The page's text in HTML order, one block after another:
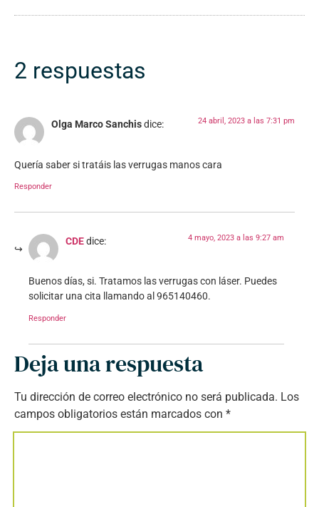
2 respuestas
Olga Marco Sanchisdice: 24 abril, 2023 a las 7:31 pm
Quería saber si tratáis las verrugas manos cara
Responder
CDEdice: 4 mayo, 2023 a las 9:27 am
Buenos días, si. Tratamos las verrugas con láser. Puedes
solicitar una cita llamando al 965140460.
Responder
Deja una respuesta
Tu dirección de correo electrónico no será publicada. Los
campos obligatorios están marcados con *